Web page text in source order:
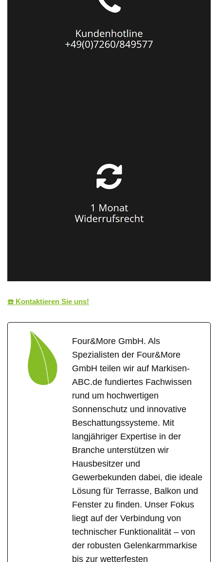
☎️ Kontaktieren Sie uns!
Four&More GmbH. Als
Spezialisten der Four&More
GmbH teilen wir auf Markisen-
ABC.de fundiertes Fachwissen
rund um hochwertigen
Sonnenschutz und innovative
Beschattungssysteme. Mit
langjähriger Expertise in der
Branche unterstützen wir
Hausbesitzer und
Gewerbekunden dabei, die ideale
Lösung für Terrasse, Balkon und
Fenster zu finden. Unser Fokus
liegt auf der Verbindung von
technischer Funktionalität – von
der robusten Gelenkarmmarkise
bis zur wetterfesten